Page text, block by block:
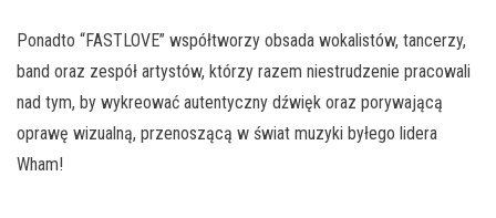
Ponadto “FASTLOVE” współtworzy obsada wokalistów, tancerzy,
band oraz zespół artystów, którzy razem niestrudzenie pracowali
nad tym, by wykreować autentyczny dźwięk oraz porywającą
oprawę wizualną, przenoszącą w świat muzyki byłego lidera
Wham!